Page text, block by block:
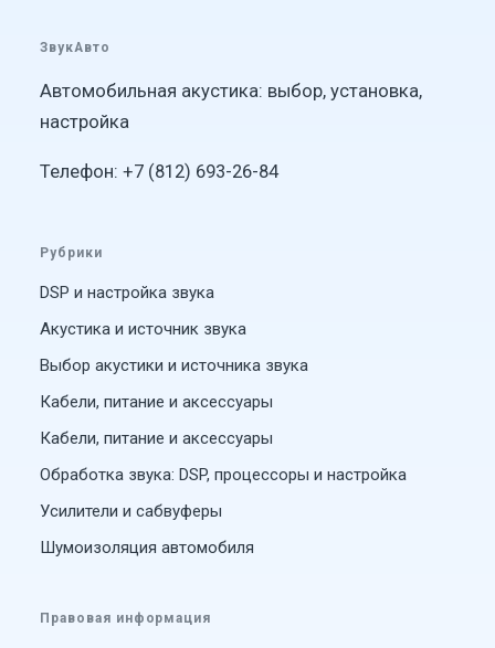
ЗвукАвто
Автомобильная акустика: выбор, установка,
настройка
Телефон: +7 (812) 693-26-84
Рубрики
DSP и настройка звука
Акустика и источник звука
Выбор акустики и источника звука
Кабели, питание и аксессуары
Кабели, питание и аксессуары
Обработка звука: DSP, процессоры и настройка
Усилители и сабвуферы
Шумоизоляция автомобиля
Правовая информация